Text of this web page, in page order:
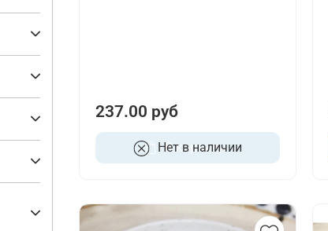
237.00 руб
Нет в наличии
В корзину